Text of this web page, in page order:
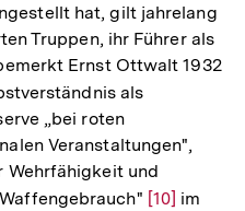
hat, gilt jahrelang
Truppen, ihr Führer als
Ernst Ottwalt 1932
als
„bei roten
Veranstaltungen",
Wehrfähigkeit und
Zur
[10] im